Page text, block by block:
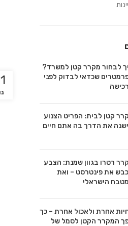
לבחור מקרר קטן למשרד?
שכדאי לבדוק לפני
קטן לבית: הפריט הצנוע
את הדרך בה אתם חיים
רטרו בגוון שמנת: הצבע
את פינטרסט – ואת
הישראלי
אחרת ולאכול אחרת – כך
המקרר הקטן לסמל של